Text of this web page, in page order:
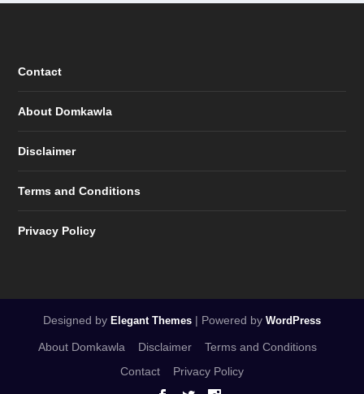
Contact
About Domkawla
Disclaimer
Terms and Conditions
Privacy Policy
Designed by Elegant Themes | Powered by WordPress
About Domkawla Disclaimer
Terms and Conditions
Contact
Privacy Policy